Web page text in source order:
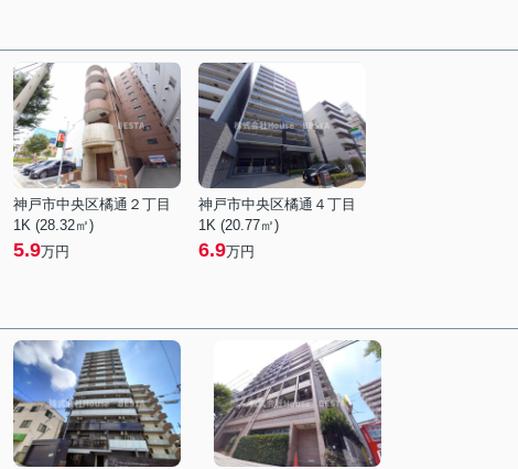
神戸市中央区橘通２丁目
1K (28.32㎡)
5.9万円
神戸市中央区橘通４丁目
1K (20.77㎡)
6.9万円